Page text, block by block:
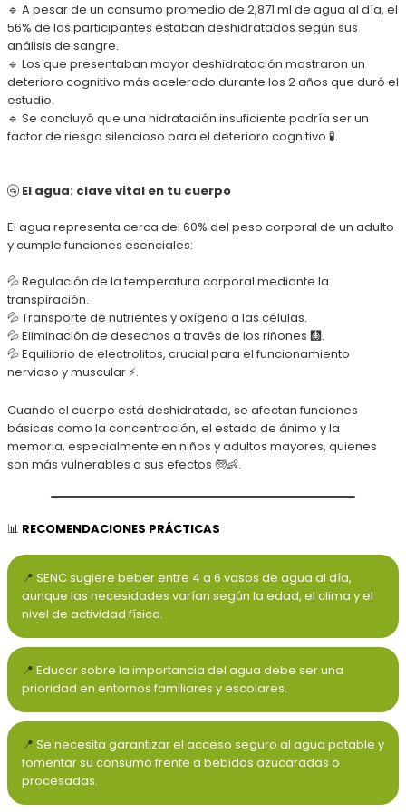
🔹 A pesar de un consumo promedio de 2,871 ml de agua al día, el
56% de los participantes estaban deshidratados según sus
análisis de sangre.
🔹 Los que presentaban mayor deshidratación mostraron un
deterioro cognitivo más acelerado durante los 2 años que duró el
estudio.
🔹 Se concluyó que una hidratación insuficiente podría ser un
factor de riesgo silencioso para el deterioro cognitivo 🧪.
🚰 El agua: clave vital en tu cuerpo
El agua representa cerca del 60% del peso corporal de un adulto
y cumple funciones esenciales:
💦 Regulación de la temperatura corporal mediante la
transpiración.
💦 Transporte de nutrientes y oxígeno a las células.
💦 Eliminación de desechos a través de los riñones 🩻.
💦 Equilibrio de electrolitos, crucial para el funcionamiento
nervioso y muscular ⚡.
Cuando el cuerpo está deshidratado, se afectan funciones
básicas como la concentración, el estado de ánimo y la
memoria, especialmente en niños y adultos mayores, quienes
son más vulnerables a sus efectos 🧓👶.
📊 RECOMENDACIONES PRÁCTICAS
📍 SENC sugiere beber entre 4 a 6 vasos de agua al día,
aunque las necesidades varían según la edad, el clima y el
nivel de actividad física.
📍 Educar sobre la importancia del agua debe ser una
prioridad en entornos familiares y escolares.
📍 Se necesita garantizar el acceso seguro al agua potable y
fomentar su consumo frente a bebidas azucaradas o
procesadas.